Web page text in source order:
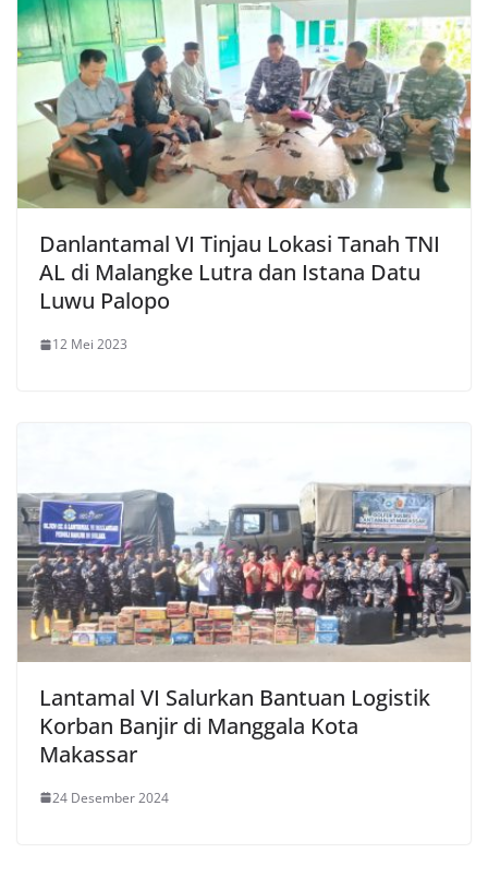
Danlantamal VI Tinjau Lokasi Tanah TNI
AL di Malangke Lutra dan Istana Datu
Luwu Palopo
12 Mei 2023
Lantamal VI Salurkan Bantuan Logistik
Korban Banjir di Manggala Kota
Makassar
24 Desember 2024